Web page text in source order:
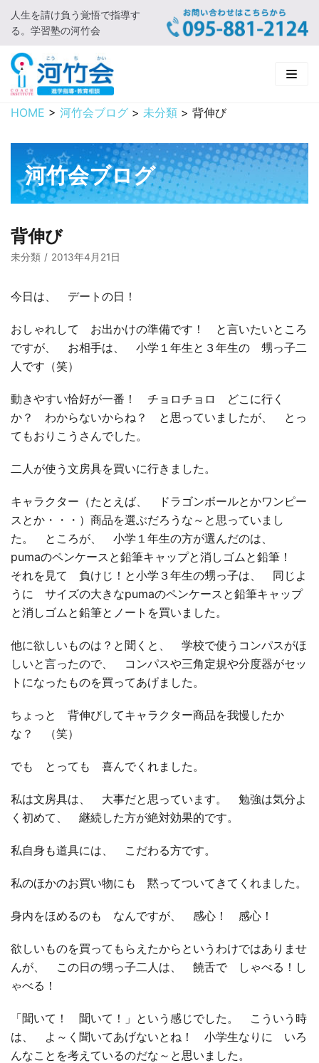
コ
ン
テ
ン
ツ
に
キ
プ
人生を請け負う覚悟で指導す
る。学習塾の河竹会
HOME
新着情報
□ お知らせ
河竹会について
□ 河竹会について
□ 小学部
□ 有料体験指導
実 績
HOME > 河竹会ブログ > 未分類 > 背伸び
河竹会ブログ
背伸び
未分類 2013年4月21日
今日は、 デートの日！
おしゃれして お出かけの準備です！ と言いたいところ
ですが、 お相手は、 小学１年生と３年生の 甥っ子二
人です（笑）
動きやすい恰好が一番！ チョロチョロ どこに行く
か？ わからないからね？ と思っていましたが、 とっ
てもおりこうさんでした。
二人が使う文房具を買いに行きました。
キャラクター（たとえば、 ドラゴンボールとかワンピー
スとか・・・）商品を選ぶだろうな～と思っていまし
た。 ところが、 小学１年生の方が選んだのは、
pumaのペンケースと鉛筆キャップと消しゴムと鉛筆！
それを見て 負けじ！と小学３年生の甥っ子は、 同じよ
うに サイズの大きなpumaのペンケースと鉛筆キャップ
と消しゴムと鉛筆とノートを買いました。
他に欲しいものは？と聞くと、 学校で使うコンパスがほ
しいと言ったので、 コンパスや三角定規や分度器がセッ
トになったものを買ってあげました。
ちょっと 背伸びしてキャラクター商品を我慢したか
な？ （笑）
でも とっても 喜んでくれました。
私は文房具は、 大事だと思っています。 勉強は気分よ
く初めて、 継続した方が絶対効果的です。
私自身も道具には、 こだわる方です。
私のほかのお買い物にも 黙ってついてきてくれました。
身内をほめるのも なんですが、 感心！ 感心！
欲しいものを買ってもらえたからというわけではありませ
んが、 この日の甥っ子二人は、 饒舌で しゃべる！し
ゃべる！
「聞いて！ 聞いて！」という感じでした。 こういう時
は、 よ～く聞いてあげないとね！ 小学生なりに いろ
んなことを考えているのだな～と思いました。